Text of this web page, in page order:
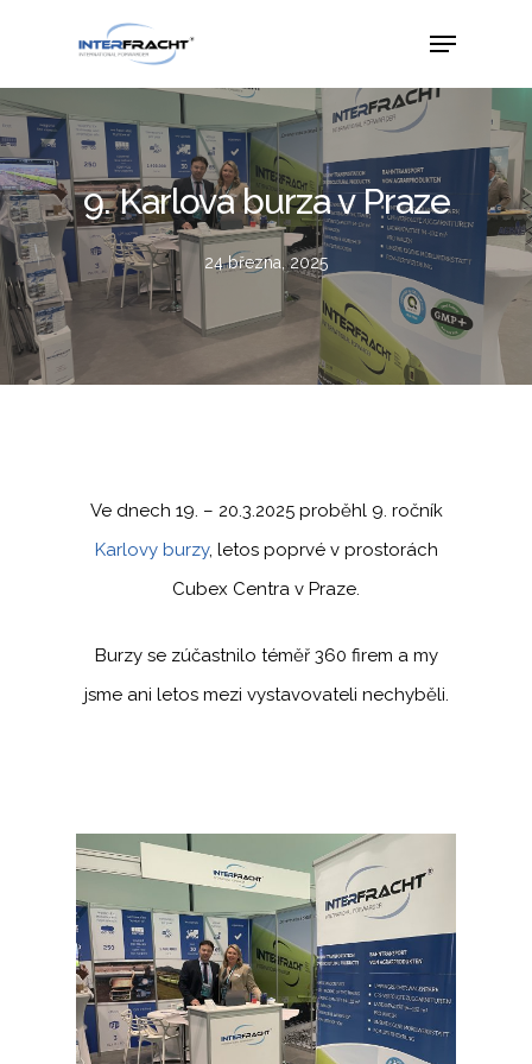
9. Karlova burza v Praze
24 března, 2025
Ve dnech 19. – 20.3.2025 proběhl 9. ročník
Karlovy burzy, letos poprvé v prostorách
Cubex Centra v Praze.
Burzy se zúčastnilo téměř 360 firem a my
jsme ani letos mezi vystavovateli nechyběli.